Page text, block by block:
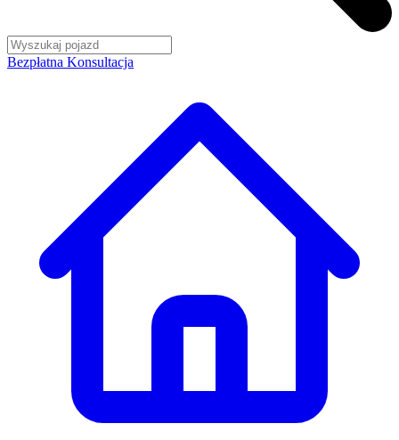
Bezpłatna Konsultacja